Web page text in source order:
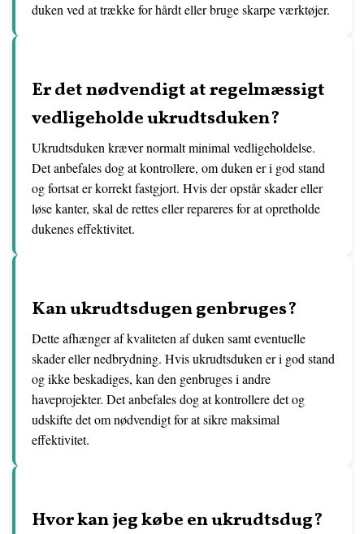
duken ved at trække for hårdt eller bruge skarpe værktøjer.
Er det nødvendigt at regelmæssigt
vedligeholde ukrudtsduken?
Ukrudtsduken kræver normalt minimal vedligeholdelse.
Det anbefales dog at kontrollere, om duken er i god stand
og fortsat er korrekt fastgjort. Hvis der opstår skader eller
løse kanter, skal de rettes eller repareres for at opretholde
dukenes effektivitet.
Kan ukrudtsdugen genbruges?
Dette afhænger af kvaliteten af ​​duken samt eventuelle
skader eller nedbrydning. Hvis ukrudtsduken er i god stand
og ikke beskadiges, kan den genbruges i andre
haveprojekter. Det anbefales dog at kontrollere det og
udskifte det om nødvendigt for at sikre maksimal
effektivitet.
Hvor kan jeg købe en ukrudtsdug?